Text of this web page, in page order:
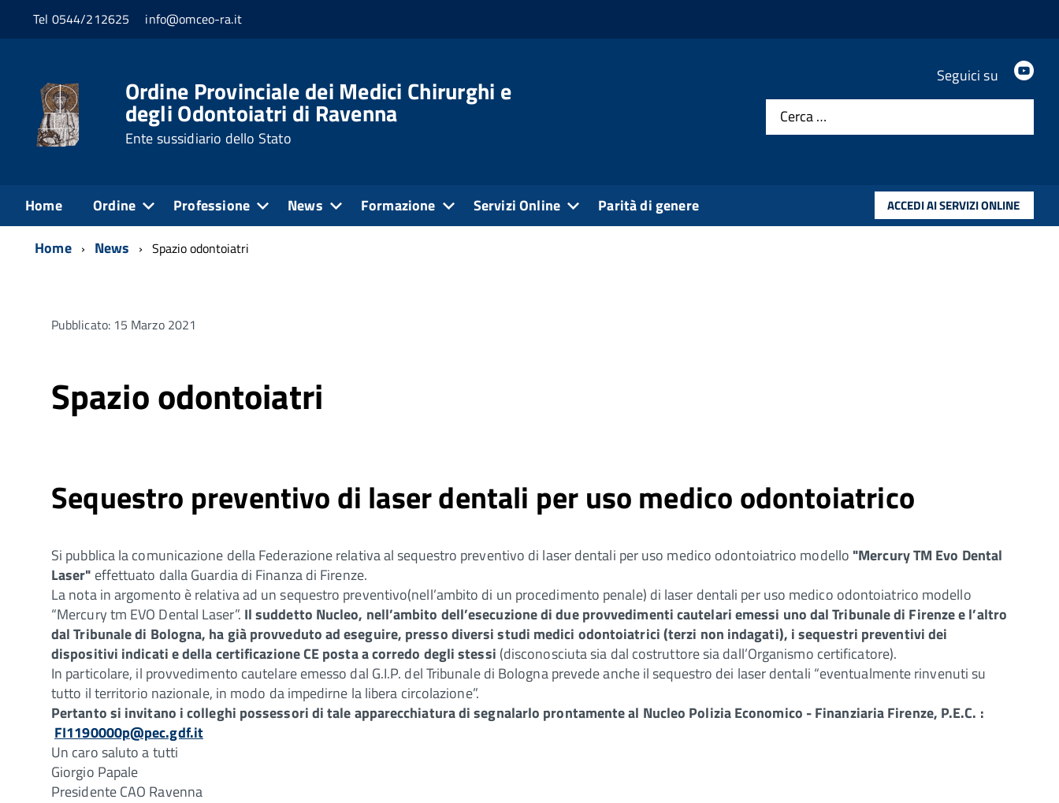
Tel 0544/212625 info@omceo-ra.it
Ordine Provinciale dei Medici Chirurghi e
degli Odontoiatri di Ravenna
Ente sussidiario dello Stato
Seguici su .
Cerca …
Home Ordine Professione News Formazione Servizi Online Parità di genere ACCEDI AI SERVIZI ONLINE
Home News Spazio odontoiatri
Pubblicato: 15 Marzo 2021
Spazio odontoiatri
Sequestro preventivo di laser dentali per uso medico odontoiatrico
Si pubblica la comunicazione della Federazione relativa al sequestro preventivo di laser dentali per uso medico odontoiatrico modello "Mercury TM Evo Dental
Laser" effettuato dalla Guardia di Finanza di Firenze.
La nota in argomento è relativa ad un sequestro preventivo(nell’ambito di un procedimento penale) di laser dentali per uso medico odontoiatrico modello
“Mercury tm EVO Dental Laser”. Il suddetto Nucleo, nell’ambito dell’esecuzione di due provvedimenti cautelari emessi uno dal Tribunale di Firenze e l’altro
dal Tribunale di Bologna, ha già provveduto ad eseguire, presso diversi studi medici odontoiatrici (terzi non indagati), i sequestri preventivi dei
dispositivi indicati e della certificazione CE posta a corredo degli stessi (disconosciuta sia dal costruttore sia dall’Organismo certificatore).
In particolare, il provvedimento cautelare emesso dal G.I.P. del Tribunale di Bologna prevede anche il sequestro dei laser dentali “eventualmente rinvenuti su
tutto il territorio nazionale, in modo da impedirne la libera circolazione”.
Pertanto si invitano i colleghi possessori di tale apparecchiatura di segnalarlo prontamente al Nucleo Polizia Economico - Finanziaria Firenze, P.E.C. :
FI1190000p@pec.gdf.it
Un caro saluto a tutti
Giorgio Papale
Presidente CAO Ravenna